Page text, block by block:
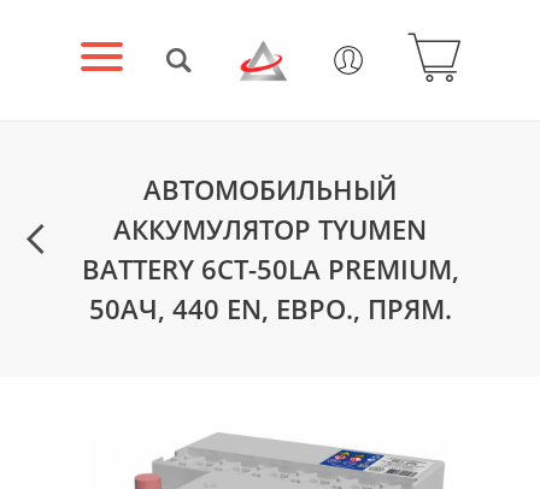
АВТОМОБИЛЬНЫЙ
АККУМУЛЯТОР TYUMEN
BATTERY 6СТ-50LА PREMIUM,
50АЧ, 440 EN, ЕВРО., ПРЯМ.